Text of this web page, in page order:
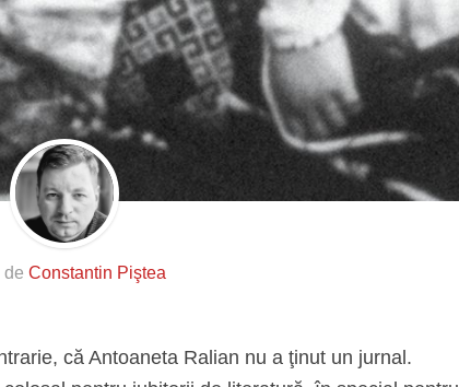
de Constantin Piştea
că Antoaneta Ralian nu a ţinut un jurnal.